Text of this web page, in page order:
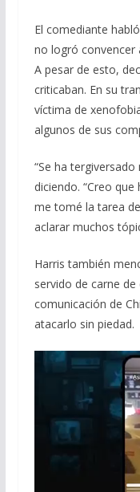
El comediante
no logró convencer
A pesar de esto,
criticaban. En su
víctima de
algunos de sus
“Se ha
diciendo. “Creo
me tomé la tarea
aclarar muchos
Harris también
servido de carne
comunicación de
atacarlo sin piedad.